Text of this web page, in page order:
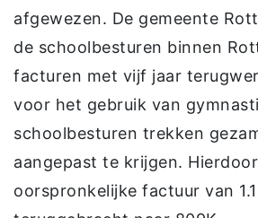
afgewezen. De gemeente
de schoolbesturen binnen
facturen met vijf jaar
voor het gebruik van
schoolbesturen trekken
aangepast te krijgen.
oorspronkelijke factuur van